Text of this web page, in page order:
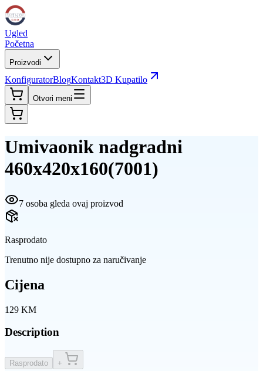
Ugled
Početna
Proizvodi
KonfiguratorBlogKontakt3D Kupatilo
Otvori meni
Umivaonik nadgradni
460x420x160(7001)
7 osoba gleda ovaj proizvod
Rasprodato
Trenutno nije dostupno za naručivanje
Cijena
129 KM
Description
Rasprodato +